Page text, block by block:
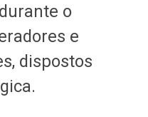
o
e
dispostos